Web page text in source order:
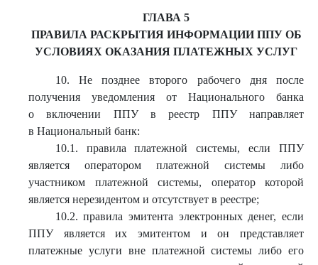
ГЛАВА 5
ПРАВИЛА РАСКРЫТИЯ ИНФОРМАЦИИ ППУ ОБ
УСЛОВИЯХ ОКАЗАНИЯ ПЛАТЕЖНЫХ УСЛУГ
10. Не позднее второго рабочего дня после
получения уведомления от Национального банка
о включении ППУ в реестр ППУ направляет
в Национальный банк:
10.1. правила платежной системы, если ППУ
является оператором платежной системы либо
участником платежной системы, оператор которой
является нерезидентом и отсутствует в реестре;
10.2. правила эмитента электронных денег, если
ППУ является их эмитентом и он представляет
платежные услуги вне платежной системы либо его